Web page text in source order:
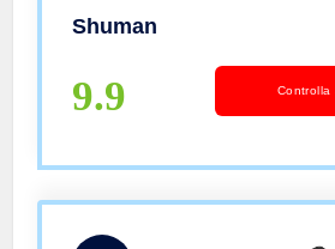
Porta USB, Radio
telecomando
Shuman
9.9 Controlla